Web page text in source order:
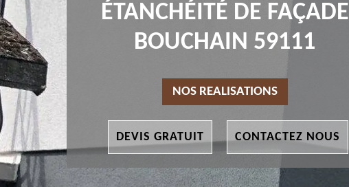
ÉTANCHÉITÉ DE FAÇADE
BOUCHAIN 59111
NOS REALISATIONS
DEVIS GRATUIT CONTACTEZ NOUS